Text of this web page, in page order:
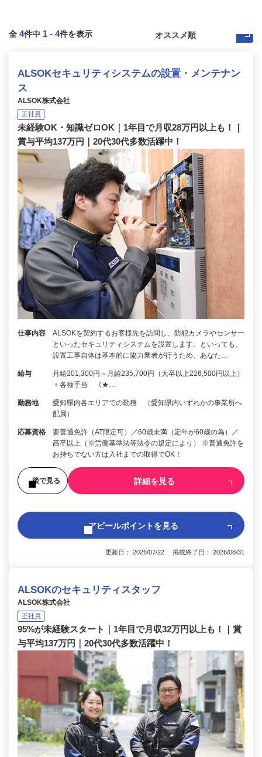
全 4件中 1 - 4件を表示
ALSOKセキュリティシステムの設置・メンテナン
ス
ALSOK株式会社
正社員
未経験OK・知識ゼロOK｜1年目で月収28万円以上も！｜
賞与平均137万円｜20代30代多数活躍中！
仕事内容
ALSOKを契約するお客様先を訪問し、防犯カメラやセンサー
といったセキュリティシステムを設置します。といっても、
設置工事自体は基本的に協力業者が行うため、あなた…
給与
月給201,300円～月給235,700円（大卒以上226,500円以上）
＋各種手当 《★…
勤務地
愛知県内各エリアでの勤務 （愛知県内いずれかの事業所へ
配属）
応募資格
要普通免許（AT限定可）／60歳未満（定年が60歳の為）／
高卒以上（※労働基準法等法令の規定により） ※普通免許を
お持ちでない方は入社までの取得でOK！
後で見る 詳細を見る
アピールポイントを見る
更新日： 2026/07/22 掲載終了日： 2026/08/31
ALSOKのセキュリティスタッフ
ALSOK株式会社
正社員
95%が未経験スタート｜1年目で月収32万円以上も！｜賞
与平均137万円｜20代30代多数活躍中！